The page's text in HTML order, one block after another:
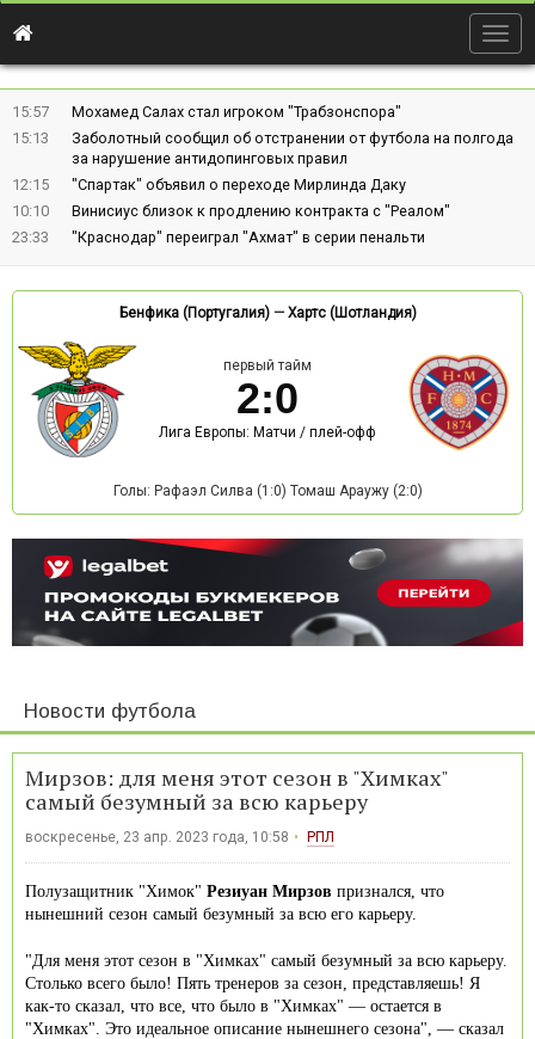
15:57
Мохамед Салах стал игроком "Трабзонспора"
15:13
Заболотный сообщил об отстранении от футбола на полгода
за нарушение антидопинговых правил
12:15
"Спартак" объявил о переходе Мирлинда Даку
10:10
Винисиус близок к продлению контракта с "Реалом"
23:33
"Краснодар" переиграл "Ахмат" в серии пенальти
Бенфика (Португалия)— Хартс (Шотландия)
первый тайм
2:0
Лига Европы: Матчи / плей-офф
Голы: Рафаэл Силва (1:0) Томаш Араужу (2:0)
Новости футбола
Мирзов: для меня этот сезон в "Химках"
самый безумный за всю карьеру
воскресенье, 23 апр. 2023 года, 10:58 РПЛ
Полузащитник "Химок" Резиуан Мирзов признался, что
нынешний сезон самый безумный за всю его карьеру.
"Для меня этот сезон в "Химках" самый безумный за всю карьеру.
Столько всего было! Пять тренеров за сезон, представляешь! Я
как-то сказал, что все, что было в "Химках" — остается в
"Химках". Это идеальное описание нынешнего сезона", — сказал